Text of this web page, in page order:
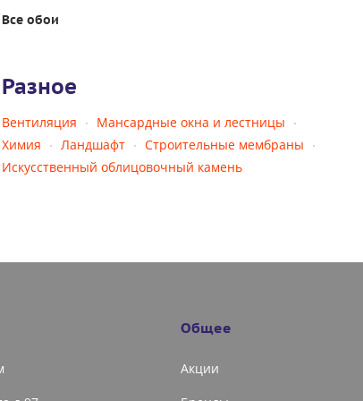
Все обои
Разное
Вентиляция
Мансардные окна и лестницы
Химия
Ландшафт
Строительные мембраны
Искусственный облицовочный камень
Общее
Акции